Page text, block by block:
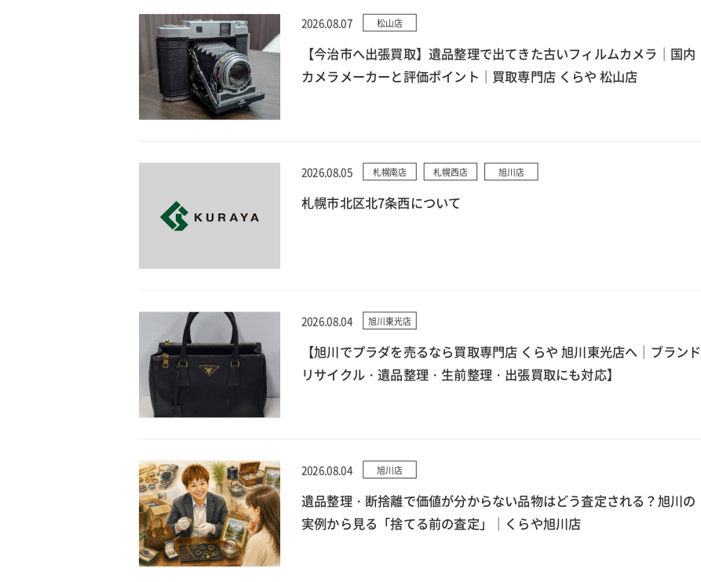
2026.08.07 松山店
【今治市へ出張買取】遺品整理で出てきた古いフィルムカメラ｜国内
カメラメーカーと評価ポイント｜買取専門店 くらや 松山店
2026.08.05 札幌南店 札幌西店 旭川店
札幌市北区北7条西について
2026.08.04 旭川東光店
【旭川でプラダを売るなら買取専門店 くらや 旭川東光店へ｜ブランド
リサイクル・遺品整理・生前整理・出張買取にも対応】
2026.08.04 旭川店
遺品整理・断捨離で価値が分からない品物はどう査定される？旭川の
実例から見る「捨てる前の査定」｜くらや旭川店